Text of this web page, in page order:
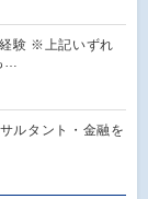
験 ※上記いずれ
…
ルタント・金融を